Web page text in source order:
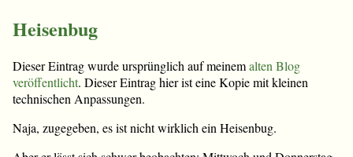
Heisenbug
Dieser Eintrag wurde ursprünglich auf meinemalten Blog
veröffentlicht. Dieser Eintrag hier ist eine Kopie mit kleinen
technischen Anpassungen.
Naja, zugegeben, es ist nicht wirklich ein Heisenbug.